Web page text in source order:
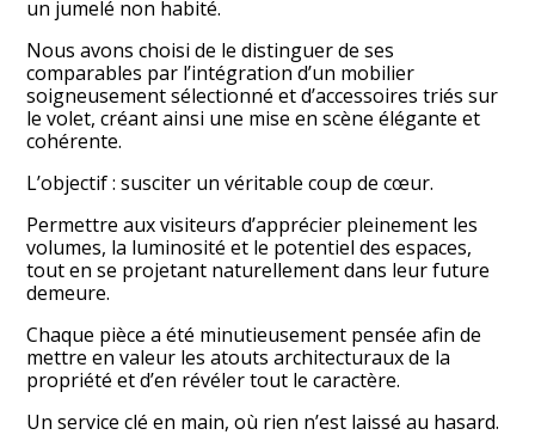
un jumelé non habité.
Nous avons choisi de le distinguer de ses
comparables par l’intégration d’un mobilier
soigneusement sélectionné et d’accessoires triés sur
le volet, créant ainsi une mise en scène élégante et
cohérente.
L’objectif : susciter un véritable coup de cœur.
Permettre aux visiteurs d’apprécier pleinement les
volumes, la luminosité et le potentiel des espaces,
tout en se projetant naturellement dans leur future
demeure.
Chaque pièce a été minutieusement pensée afin de
mettre en valeur les atouts architecturaux de la
propriété et d’en révéler tout le caractère.
Un service clé en main, où rien n’est laissé au hasard.